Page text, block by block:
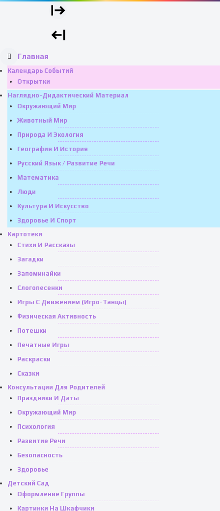
Главная
Календарь Событий
Открытки
Наглядно-Дидактический Материал
Окружающий Мир
Животный Мир
Природа И Экология
География И История
Русский Язык / Развитие Речи
Математика
Люди
Культура И Искусство
Здоровье И Спорт
Картотеки
Стихи И Рассказы
Загадки
Запоминайки
Слогопесенки
Игры С Движением (игро-Танцы)
Физическая Активность
Потешки
Печатные Игры
Раскраски
Сказки
Консультации Для Родителей
Праздники И Даты
Окружающий Мир
Психология
Развитие Речи
Безопасность
Здоровье
Детский Сад
Оформление Группы
Картинки На Шкафчики